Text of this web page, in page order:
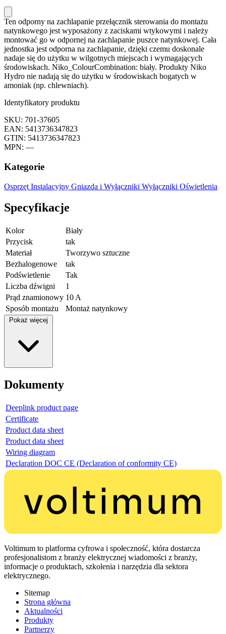
Ten odporny na zachlapanie przełącznik sterowania do montażu
natynkowego jest wyposażony z zaciskami wtykowymi i należy
montować go w odpornej na zachlapanie puszce natynkowej. Cała
jednostka jest odporna na zachlapanie, dzięki czemu doskonale
nadaje się do użytku w wilgotnych miejscach i wymagających
środowiskach. Niko_ColourCombination: biały. Produkty Niko
Hydro nie nadają się do użytku w środowiskach bogatych w
amoniak (np. chlewniach).
Identyfikatory produktu
SKU: 701-37605
EAN: 5413736347823
GTIN: 5413736347823
MPN: —
Kategorie
Osprzęt Instalacyjny Gniazda i Wyłączniki Wyłączniki Oświetlenia
Specyfikacje
Kolor
Biały
Przycisk
tak
Materiał
Tworzywo sztuczne
Bezhalogenowe
tak
Podświetlenie
Tak
Liczba dźwigni
1
Prąd znamionowy 10 A
Sposób montażu
Montaż natynkowy
Pokaż więcej
Dokumenty
Deeplink product page
Certificate
Product data sheet
Product data sheet
Wiring diagram
Declaration DOC CE (Declaration of conformity CE)
Voltimum to platforma cyfrowa i społeczność, która dostarcza
profesjonalistom z branży elektrycznej wiadomości z branży,
informacje o produktach, szkolenia i narzędzia dla sektora
elektrycznego.
Sitemap
Strona główna
Aktualności
Produkty
Partnerzy